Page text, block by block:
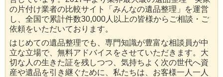
の片付け業者の比較サイト「みんなの遺品整理」を運営
し、全国で累計件数30,000人以上の皆様からご相談・ご
依頼をいただいております。
はじめての遺品整理でも、専門知識が豊富な相談員が中
立な立場で、無料アドバイスをさせていただきます。大
切な人の生きた証を残しつつ、気持ちよく次の世代へ資
産や遺品を引き継ぐために、私たちは、お客様一人一人